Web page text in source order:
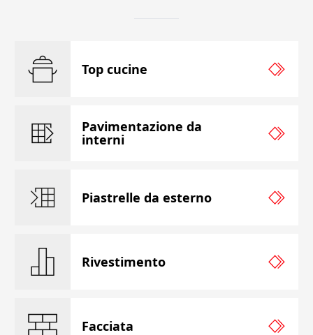
Top cucine
Pavimentazione da
interni
Piastrelle da esterno
Rivestimento
Facciata